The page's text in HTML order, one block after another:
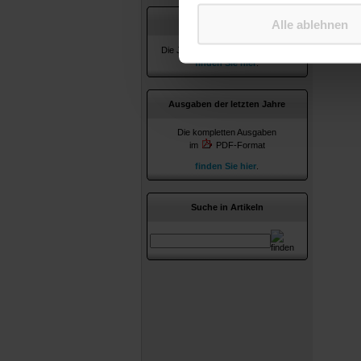
Alle ablehnen
Die Jahresverzeichnisse ab 2010
finden Sie hier.
Ausgaben der letzten Jahre
Die kompletten Ausgaben
im
PDF-Format
finden Sie hier
Suche in Artikeln